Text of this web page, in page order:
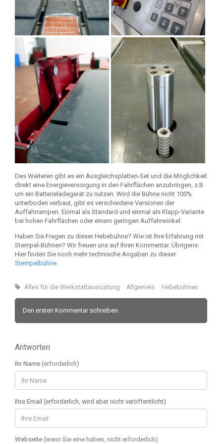
Des Weiteren gibt es ein Ausgleichsplatten-Set und die Möglichkeit
direkt eine Energieversorgung in den Fahrflächen anzubringen, z.B.
um ein Batterieladegerät zu nutzen. Wird die Bühne nicht 100%
unterboden verbaut, gibt es verschiedene Versionen der
Auffahrrampen. Einmal als Standard und einmal als Klapp-Variante
bei hohen Fahrflächen oder einem geringen Auffahrwinkel.
Haben Sie Fragen zu dieser Hebebühne? Wie ist Ihre Erfahrung mit
Stempel-Bühnen? Wir freuen uns auf Ihren Kommentar. Übrigens:
Hier finden Sie noch mehr technische Angaben zu dieser
Stempelbühne.
Alles für die Werkstattausrüstung Allgemein Hebebühnen
Den ersten Kommentar schreiben.
Antworten
Ihr Name (erforderlich)
Ihre Email (erforderlich, wird aber nicht veröffentlicht)
Webseite (wenn Sie eine haben, nicht erforderlich)